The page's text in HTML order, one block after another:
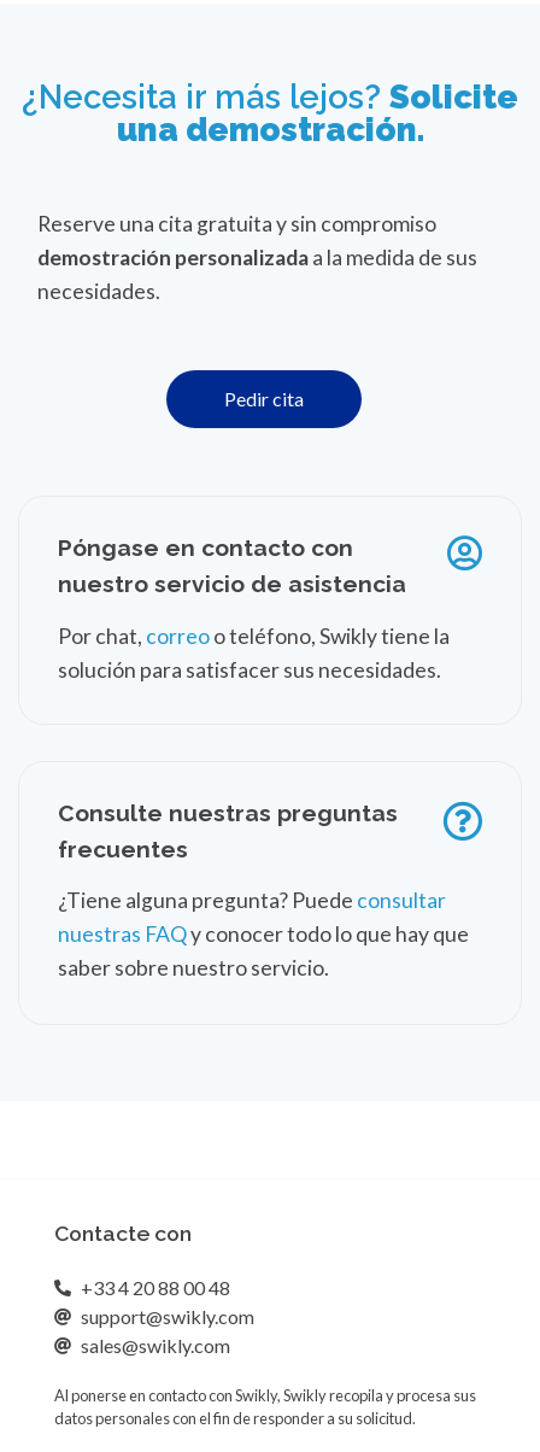
¿Necesita ir más lejos? Solicite
una demostración.
Reserve una cita gratuita y sin compromiso
demostración personalizadaa la medida de sus
necesidades.
Pedir cita
Póngase en contacto con
nuestro servicio de asistencia
Por chat, correoo teléfono, Swikly tiene la
solución para satisfacer sus necesidades.
Consulte nuestras preguntas
frecuentes
¿Tiene alguna pregunta? Puede consultar
nuestras FAQy conocer todo lo que hay que
saber sobre nuestro servicio.
Contacte con
+33 4 20 88 00 48
support@swikly.com
sales@swikly.com
Al ponerse en contacto con Swikly, Swikly recopila y procesa sus
datos personales con el fin de responder a su solicitud.